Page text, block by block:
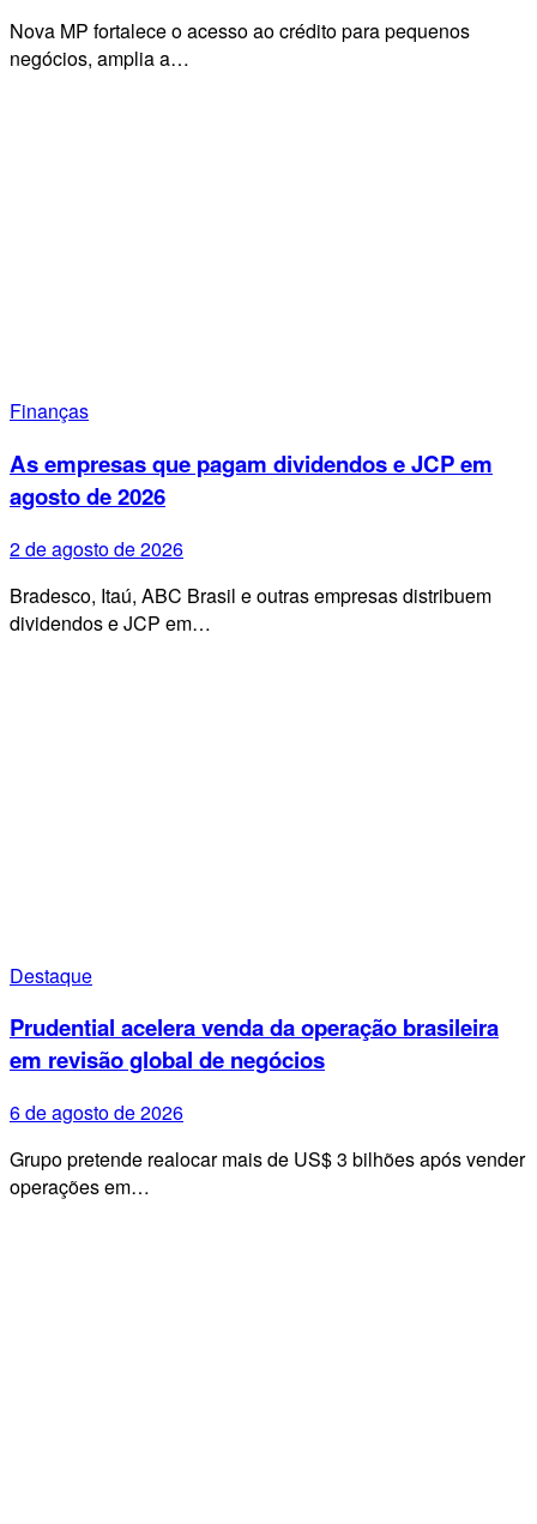
Nova MP fortalece o acesso ao crédito para pequenos
negócios, amplia a…
Finanças
As empresas que pagam dividendos e JCP em
agosto de 2026
2 de agosto de 2026
Bradesco, Itaú, ABC Brasil e outras empresas distribuem
dividendos e JCP em…
Destaque
Prudential acelera venda da operação brasileira
em revisão global de negócios
6 de agosto de 2026
Grupo pretende realocar mais de US$ 3 bilhões após vender
operações em…